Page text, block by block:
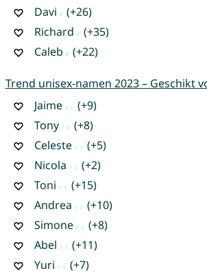
Davi
(+26)
Richard
(+35)
Caleb
(+22)
Trend unisex-namen 2023 – Geschikt
Jaime
(+9)
Tony
(+8)
Celeste
(+5)
Nicola
(+2)
Toni
(+15)
Andrea
(+10)
Simone
(+8)
Abel
(+11)
Yuri
(+7)